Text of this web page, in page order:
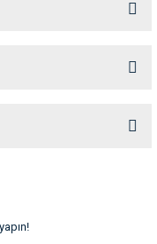
tarafımıza